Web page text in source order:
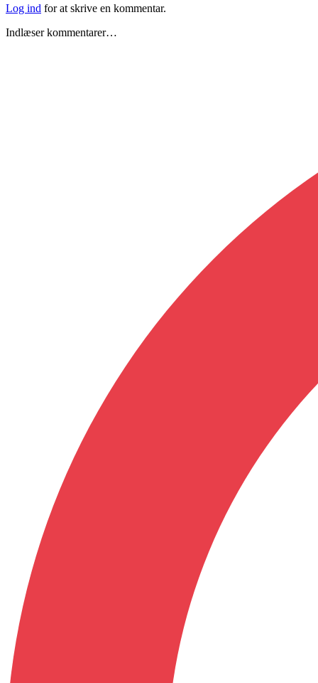
Log ind for at skrive en kommentar.
Indlæser kommentarer…